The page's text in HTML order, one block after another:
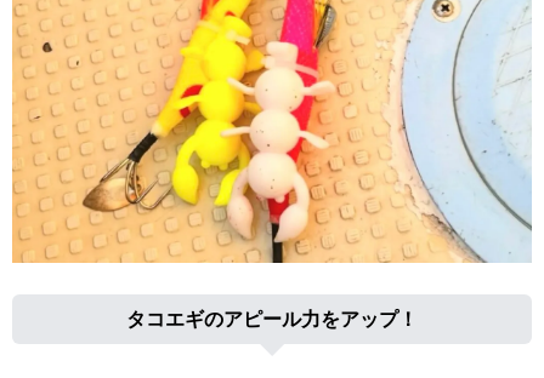
タコエギのアピール力をアップ！